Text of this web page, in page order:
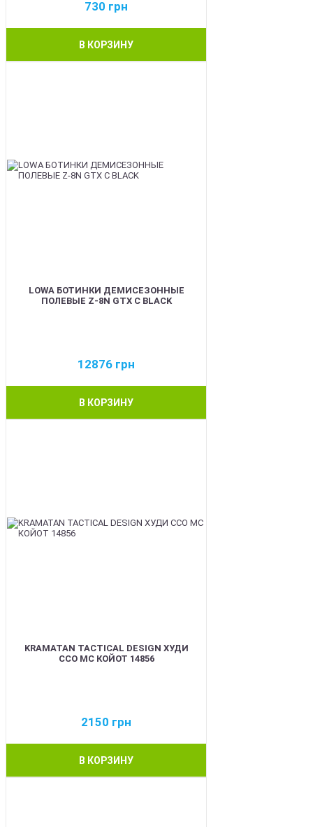
730 грн
В КОРЗИНУ
LOWA БОТИНКИ ДЕМИСЕЗОННЫЕ
ПОЛЕВЫЕ Z-8N GTX C BLACK
12876 грн
В КОРЗИНУ
KRAMATAN TACTICAL DESIGN ХУДИ
ССО МС КОЙОТ 14856
2150 грн
В КОРЗИНУ